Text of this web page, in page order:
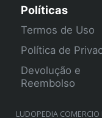
Políticas
Termos de Uso
Política de
Devolução e
Reembolso
LUDOPEDIA